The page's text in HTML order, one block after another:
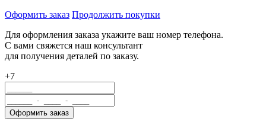
Оформить заказ Продолжить покупки
Для оформления заказа укажите ваш номер телефона.
С вами свяжется наш консультант
для получения деталей по заказу.
+7